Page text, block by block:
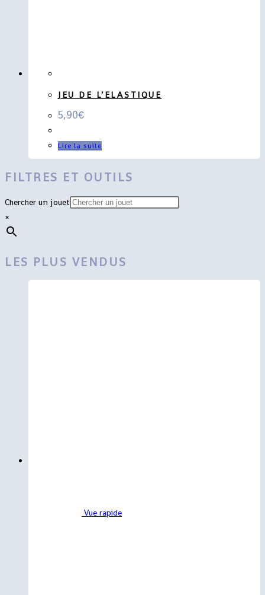
JEU DE L’ELASTIQUE
5,90€
Lire la suite
FILTRES ET OUTILS
Chercher un jouet
×
LES PLUS VENDUS
Vue rapide